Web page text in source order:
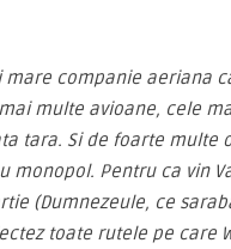
mare companie aeriana
multe avioane, cele
tara. Si de foarte multe
Pentru ca vin
(Dumnezeule, ce
toate rutele pe care